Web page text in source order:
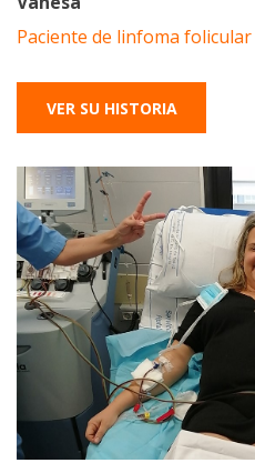
Paciente de linfoma
VER SU HISTORIA